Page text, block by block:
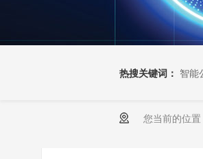
热搜关键词： 智能
您当前的位置